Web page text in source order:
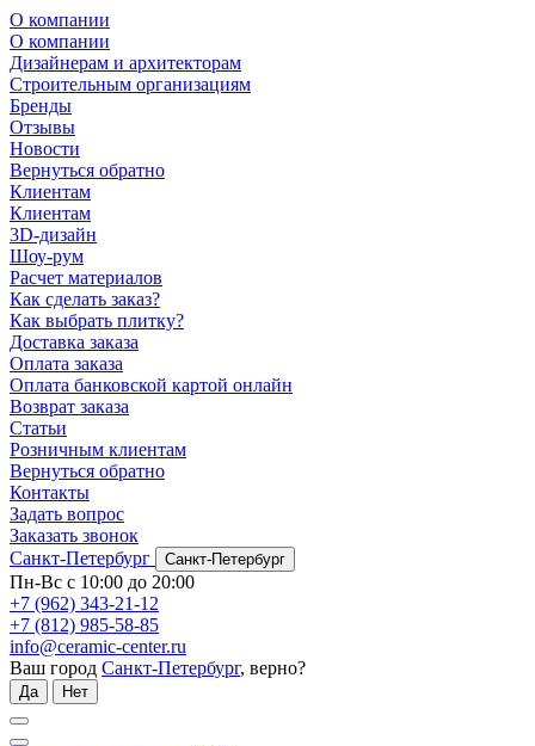
О компании
О компании
Дизайнерам и архитекторам
Строительным организациям
Бренды
Отзывы
Новости
Вернуться обратно
Клиентам
Клиентам
3D-дизайн
Шоу-рум
Расчет материалов
Как сделать заказ?
Как выбрать плитку?
Доставка заказа
Оплата заказа
Оплата банковской картой онлайн
Возврат заказа
Статьи
Розничным клиентам
Вернуться обратно
Контакты
Задать вопрос
Заказать звонок
Санкт-Петербург
Санкт-Петербург
Пн-Вс с 10:00 до 20:00
+7 (962) 343-21-12
+7 (812) 985-58-85
info@ceramic-center.ru
Ваш город Санкт-Петербург, верно?
Да Нет